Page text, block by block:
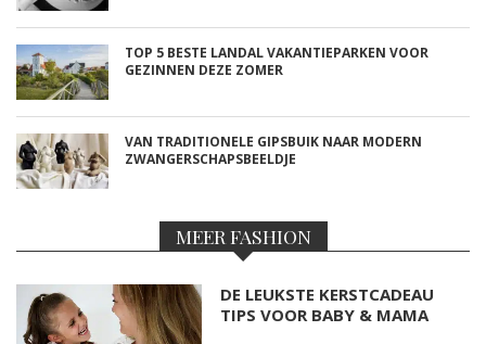
TOP 5 BESTE LANDAL VAKANTIEPARKEN VOOR
GEZINNEN DEZE ZOMER
VAN TRADITIONELE GIPSBUIK NAAR MODERN
ZWANGERSCHAPSBEELDJE
MEER FASHION
DE LEUKSTE KERSTCADEAU
TIPS VOOR BABY & MAMA